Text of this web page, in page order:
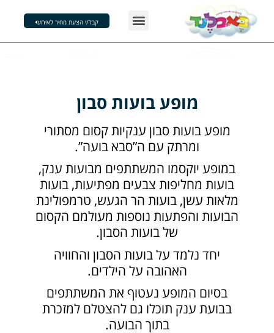
לתוכן
Menu קבל/י הצעת מחיר לאירוע
מופע בועות סבון
מופע בועות סבון ענקיות קסום מסתורי
ומרתק עם ה”סבא בועה”.
במופע יוקסמו המשתתפים מבועות ענק,
בועות מחליפות צבעים מפתיעות, בועות
מלאות עשן, בועות הר הגעש, טרמפולינת
הבועות והפתעות נוספות מעולמם הקסום
של בועות הסבון.
יחד נלמד על בועות הסבון והחוויה
האהובה על הילדים.
בסיום המופע נעטוף את המשתתפים
בבועת ענק תוכלו גם להצטלם למזכרת
בתוך הבועה.